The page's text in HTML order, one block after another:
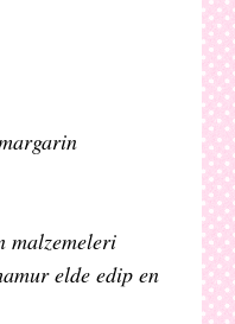
malzemeleri
elde edip en